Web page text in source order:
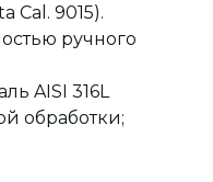
9015).
ручного
AISI 316L
обработки;